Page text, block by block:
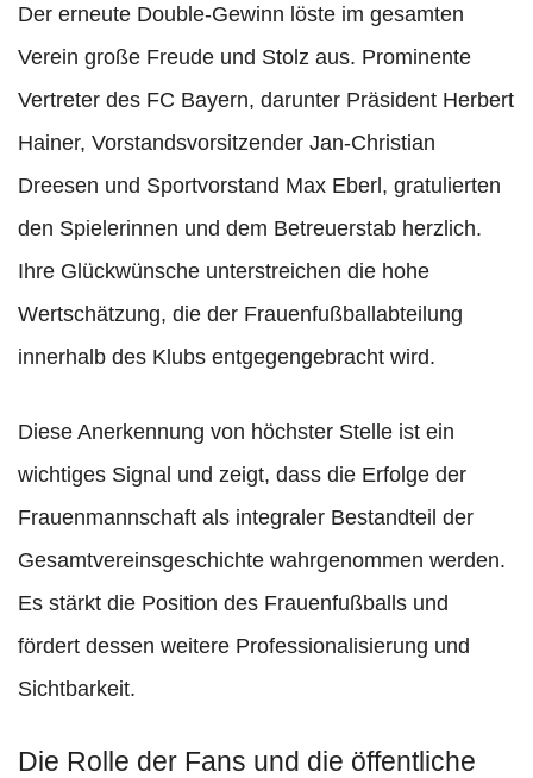
Der erneute Double-Gewinn löste im gesamten
Verein große Freude und Stolz aus. Prominente
Vertreter des FC Bayern, darunter Präsident Herbert
Hainer, Vorstandsvorsitzender Jan-Christian
Dreesen und Sportvorstand Max Eberl, gratulierten
den Spielerinnen und dem Betreuerstab herzlich.
Ihre Glückwünsche unterstreichen die hohe
Wertschätzung, die der Frauenfußballabteilung
innerhalb des Klubs entgegengebracht wird.
Diese Anerkennung von höchster Stelle ist ein
wichtiges Signal und zeigt, dass die Erfolge der
Frauenmannschaft als integraler Bestandteil der
Gesamtvereinsgeschichte wahrgenommen werden.
Es stärkt die Position des Frauenfußballs und
fördert dessen weitere Professionalisierung und
Sichtbarkeit.
Die Rolle der Fans und die öffentliche